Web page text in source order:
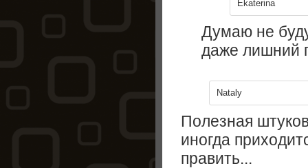
Ekaterina
Думаю не
даже лишний
Nataly
Полезная
иногда
править...